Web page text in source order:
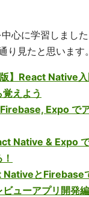
心に学習しました
り見たと思います。
】React Native
えよう
Expo で
Native & Expo
NativeとFirebase
ューアプリ開発編